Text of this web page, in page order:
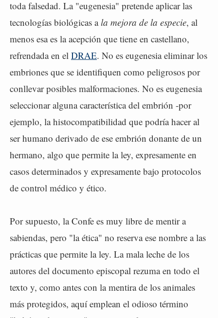
toda falsedad. La "eugenesia" pretende aplicar las
tecnologías biológicas ala mejora de la especie, al
menos esa es la acepción que tiene en castellano,
refrendada en el DRAE. No es eugenesia eliminar los
embriones que se identifiquen como peligrosos por
conllevar posibles malformaciones. No es eugenesia
seleccionar alguna característica del embrión -por
ejemplo, la histocompatibilidad que podría hacer al
ser humano derivado de ese embrión donante de un
hermano, algo que permite la ley, expresamente en
casos determinados y expresamente bajo protocolos
de control médico y ético.
Por supuesto, la Confe es muy libre de mentir a
sabiendas, pero "la ética" no reserva ese nombre a las
prácticas que permite la ley. La mala leche de los
autores del documento episcopal rezuma en todo el
texto y, como antes con la mentira de los animales
más protegidos, aquí emplean el odioso término